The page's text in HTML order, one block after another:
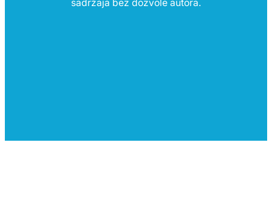
sadržaja bez dozvole autora.